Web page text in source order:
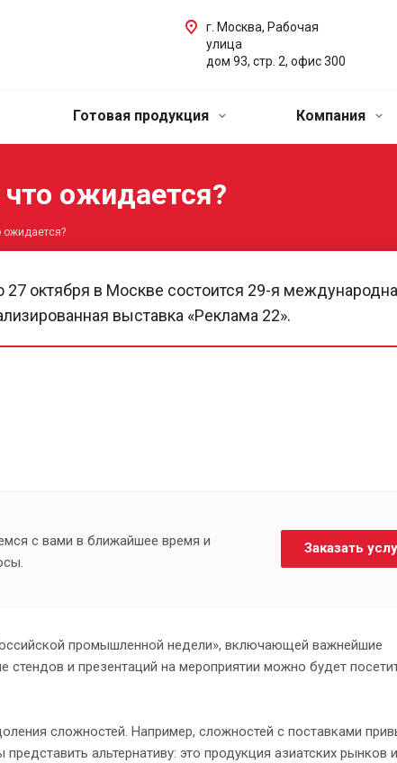
г. Москва, Рабочая
улица
дом 93, стр. 2, офис 300
Готовая продукция Компания
ожидается?
27 октября в Москве состоится 29-я
выставка «Реклама 22».
с вами в ближайшее время и
Заказать
промышленной недели», включающей важнейшие
и презентаций на мероприятии можно будет
сложностей. Например, сложностей с поставками
альтернативу: это продукция азиатских рынков